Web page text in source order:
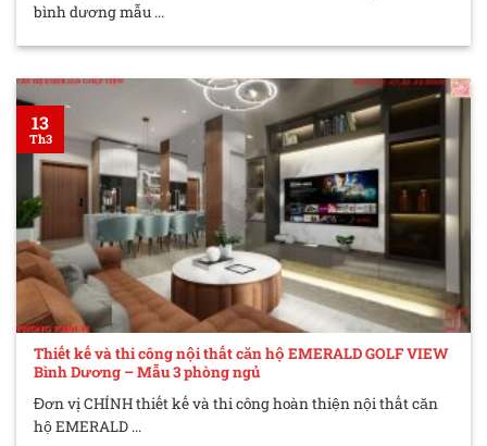
bình dương mẫu ...
Thiết kế và thi công nội thất căn hộ EMERALD GOLF VIEW
Bình Dương – Mẫu 3 phòng ngủ
Đơn vị CHÍNH thiết kế và thi công hoàn thiện nội thất căn
hộ EMERALD ...
13
Th3